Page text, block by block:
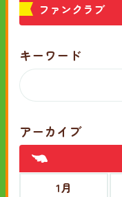
ファンクラブ
キーワード
アーカイブ
1月